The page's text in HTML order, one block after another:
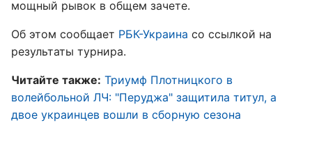
мощный рывок в общем зачете.
Об этом сообщает РБК-Украина со ссылкой на
результаты турнира.
Читайте также: Триумф Плотницкого в
волейбольной ЛЧ: "Перуджа" защитила титул, а
двое украинцев вошли в сборную сезона